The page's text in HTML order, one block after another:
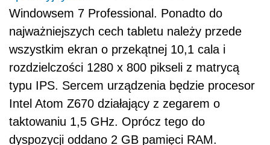
Windowsem 7 Professional. Ponadto do
najważniejszych cech tabletu należy przede
wszystkim ekran o przekątnej 10,1 cala i
rozdzielczości 1280 x 800 pikseli z matrycą
typu IPS. Sercem urządzenia będzie procesor
Intel Atom Z670 działający z zegarem o
taktowaniu 1,5 GHz. Oprócz tego do
dyspozycji oddano 2 GB pamięci RAM.